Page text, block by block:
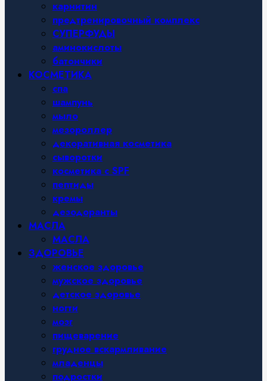
карнитин
предтренировочный комплекс
СУПЕРФУДЫ
аминокислоты
батончики
КОСМЕТИКА
спа
шампунь
мыло
мезороллер
декоративная косметика
сыворотки
косметика с SPF
пептиды
кремы
дезодоранты
МАСЛА
МАСЛА
ЗДОРОВЬЕ
женское здоровье
мужское здоровье
детское здоровье
ногти
мозг
пищеварение
грудное вскармливание
младенцы
подростки